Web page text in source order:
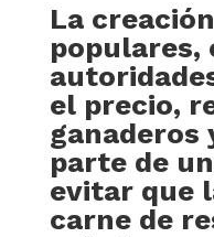
La
populares,
el precio,
ganaderos
parte de
evitar que
carne de